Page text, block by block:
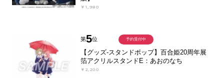
￥1,980
第5位
【グッズ-スタンドポップ】百合姫20周年展
箔アクリルスタンドE：あおのなち
￥2,200
予約受付中